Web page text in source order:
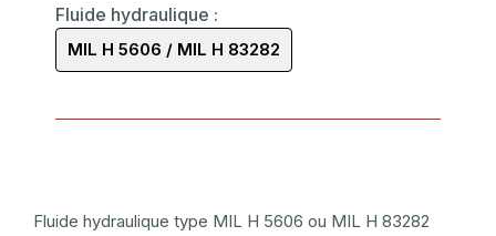
Fluide hydraulique :
MIL H 5606 / MIL H 83282
Fluide hydraulique type MIL H 5606 ou MIL H 83282